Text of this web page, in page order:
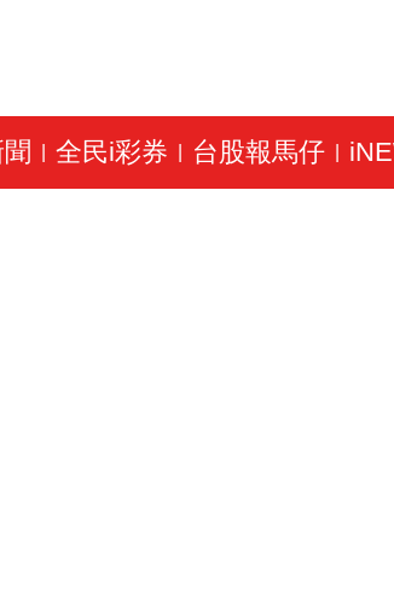
全民i彩券 台股報馬仔|